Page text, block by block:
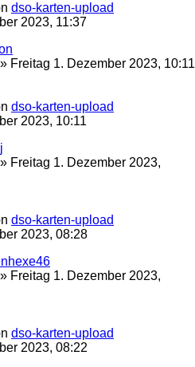
dso-karten-upload
2023, 11:37
» Freitag 1. Dezember 2023, 10:11
dso-karten-upload
2023, 10:11
» Freitag 1. Dezember 2023,
dso-karten-upload
2023, 08:28
» Freitag 1. Dezember 2023,
dso-karten-upload
2023, 08:22